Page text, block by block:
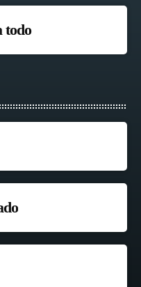
todo